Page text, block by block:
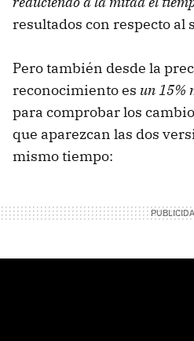
resultados con respecto al
Pero también desde la
reconocimiento es un 15%
para comprobar los
que aparezcan las dos
mismo tiempo: